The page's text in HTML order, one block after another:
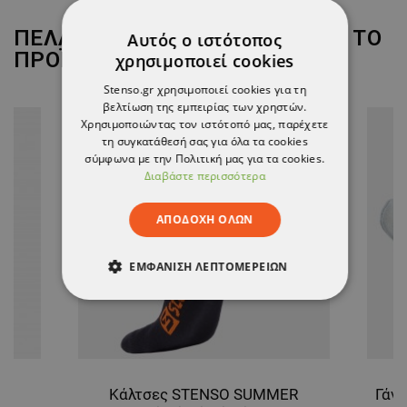
ΠΕΛΆΤΕΣ ΠΟΥ ΑΓΌΡΑΣΑΝ ΑΥΤΌ ΤΟ
ΠΡΟΪΌΝ, ΑΓΌΡΑΣΑΝ ΕΠΊΣΗΣ:
Κάλτσες STENSO SUMMER
Αυτός ο ιστότοπος
χρησιμοποιεί cookies
Stenso.gr χρησιμοποιεί cookies για τη
βελτίωση της εμπειρίας των χρηστών.
Χρησιμοποιώντας τον ιστότοπό μας, παρέχετε
τη συγκατάθεσή σας για όλα τα cookies
σύμφωνα με την Πολιτική μας για τα cookies.
Διαβάστε περισσότερα
ΑΠΟΔΟΧΉ ΌΛΩΝ
ΕΜΦΆΝΙΣΗ ΛΕΠΤΟΜΕΡΕΙΏΝ
ΑΠΟΛΎΤΩΣ ΑΠΑΡΑΊΤΗΤΑ
ΑΠΌΔΟΣΗΣ
ΛΕΙΤΟΥΡΓΙΚΌΤΗΤΑΣ